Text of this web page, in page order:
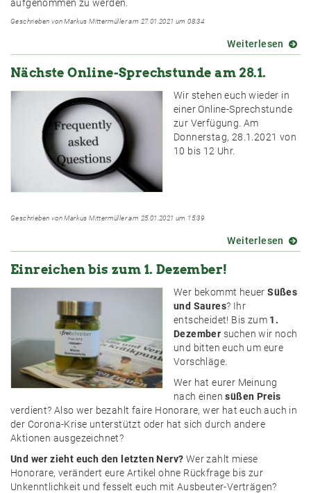
aufgenommen zu werden.
Geschrieben von Markus Mittermüller am 27.01.2021 um 08:34
Weiterlesen über
Nächste Online-Sprechstunde am 28.1.
Wir stehen euch wieder in
einer Online-Sprechstunde
zur Verfügung. Am
Donnerstag, 28.1.2021 von
10 bis 12 Uhr.
Geschrieben von Markus Mittermüller am 25.01.2021 um 15:39
Weiterlesen über
am
Einreichen bis zum 1. Dezember!
Wer bekommt heuerSüßes
und Saures? Ihr
entscheidet! Bis zum 1.
Dezember suchen wir noch
und bitten euch um eure
Vorschläge.
Wer hat eurer Meinung
nach einensüßen Preis
verdient? Also wer bezahlt faire Honorare, wer hat euch auch in
der Corona-Krise unterstützt oder hat sich durch andere
Aktionen ausgezeichnet?
Und wer zieht euch den letzten Nerv? Wer zahlt miese
Honorare, verändert eure Artikel ohne Rückfrage bis zur
Unkenntlichkeit und fesselt euch mit Ausbeuter-Verträgen?